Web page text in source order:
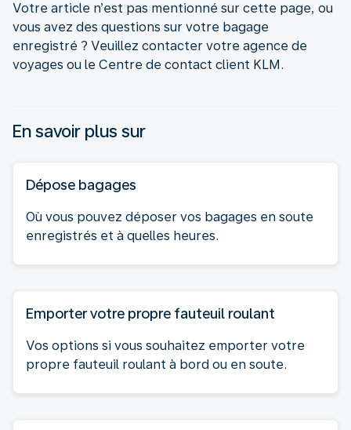
Votre article n’est pas mentionné sur cette page, ou
vous avez des questions sur votre bagage
enregistré ? Veuillez contacter votre agence de
voyages ou le Centre de contact client KLM.
En savoir plus sur
Dépose bagages
Où vous pouvez déposer vos bagages en soute
enregistrés et à quelles heures.
Emporter votre propre fauteuil roulant
Vos options si vous souhaitez emporter votre
propre fauteuil roulant à bord ou en soute.